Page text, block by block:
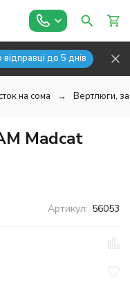
до 5 днів
на сома Вертлюги,
Madcat
Артикул: 56053